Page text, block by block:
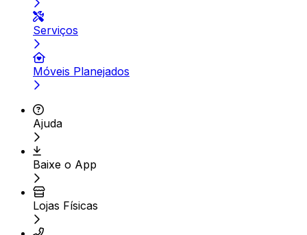
Serviços
Móveis Planejados
Ajuda
Baixe o App
Lojas Físicas